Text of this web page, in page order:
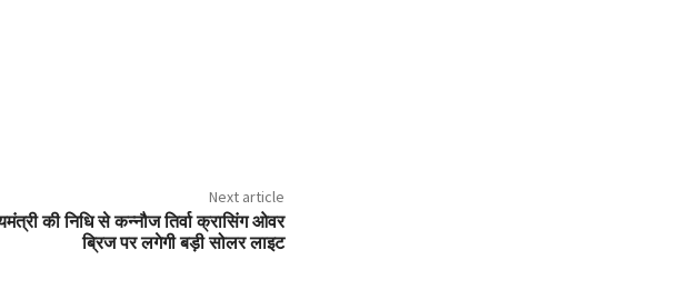
Next article
की निधि से कन्नौज तिर्वा क्रासिंग ओवर
ब्रिज पर लगेगी बड़ी सोलर लाइट